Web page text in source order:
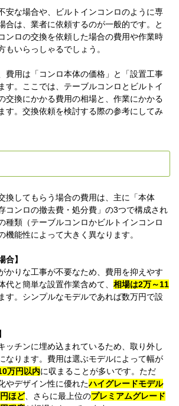
安な場合や、ビルトインコンロのように専
合は、業者に依頼するのが一般的です。と
ンロの交換を依頼した場合の費用や作業時
もいらっしゃるでしょう。
費用は「コンロ本体の価格」と「設置工事
す。ここでは、テーブルコンロとビルトイ
交換にかかる費用の相場と、作業にかかる
す。交換依頼を検討する際の参考にしてみ
換してもらう場合の費用は、主に「本体
コンロの撤去費・処分費」の3つで構成され
種類（テーブルコンロかビルトインコンロ
機能性によって大きく異なります。
合】
かりな工事が不要なため、費用を抑えやす
代と簡単な設置作業含めて、 相場は2万～11
す。シンプルなモデルであれば数万円で設
ッチンに埋め込まれているため、取り外し
なります。費用は選ぶモデルによって幅が
万円以内に収まることが多いです。ただ
やデザイン性に優れたハイグレードモデル
ほど、さらに最上位のプレミアムグレード